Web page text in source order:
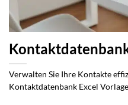
Verwalten Sie Ihre Kontakte
Kontaktdatenbank Excel